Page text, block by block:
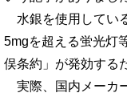
水銀を使用してい
5mgを超える蛍光灯
俣条約」が発効する
実際、国内メーカ